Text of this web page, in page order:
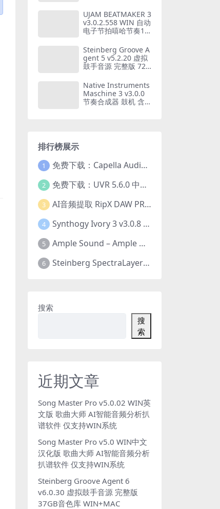
UJAM BEATMAKER 3
v3.0.2.558 WIN 自动
电子节拍嘻哈节奏17
支持WIN系统
Steinberg Groove A
gent 5 v5.2.20 虚拟
鼓手音源 完整版 72G
Native Instruments
Maschine 3 v3.0.0
节奏合成器 鼓机 含6
排行榜展示
1 免费下载：Capella Audio2score Pro v5.0 AI音频转乐谱扒谱软件 WIN+MAC
2 免费下载：UVR 5.6.0 中文版 最强AI人声伴奏分离工具+22GB完整扩展模型包 Ultimate Vocal Remover v5.6.0
3 AI音频提取 RipX DAW PRO 7.1.1 WIN 中文汉化版 人声乐器提取分离伴奏制作 仅支持WIN系统
4 Synthogy Ivory 3 v3.0.8 WIN版 极品象牙钢琴3 音源插件 含音色库扩展 仅支持WIN系统
5 Ample Sound – Ample Guitar & Bass v4.0.1版 吉他贝司 全新四代 全套26把 支持WIN+MAC
6 Steinberg SpectraLayers Pro v12.0.40 光谱层12 官方中文版 人声乐器提取软件 WIN+MAC
搜索
搜
索
近期文章
Song Master Pro v5.0.02 WIN英
文版 歌曲大师 AI智能音频分析扒
谱软件 仅支持WIN系统
Song Master Pro v5.0 WIN中文
汉化版 歌曲大师 AI智能音频分析
扒谱软件 仅支持WIN系统
Steinberg Groove Agent 6
v6.0.30 虚拟鼓手音源 完整版
37GB音色库 WIN+MAC